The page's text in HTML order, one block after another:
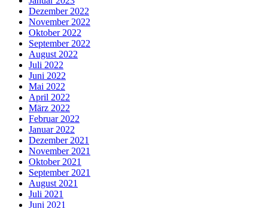
Dezember 2022
November 2022
Oktober 2022
September 2022
August 2022
Juli 2022
Juni 2022
Mai 2022
April 2022
März 2022
Februar 2022
Januar 2022
Dezember 2021
November 2021
Oktober 2021
September 2021
August 2021
Juli 2021
Juni 2021